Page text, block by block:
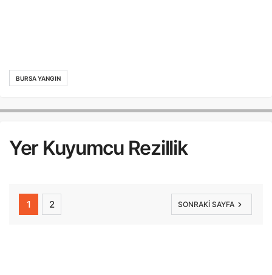
BURSA YANGIN
Yer Kuyumcu Rezillik
1 2 SONRAKI SAYFA